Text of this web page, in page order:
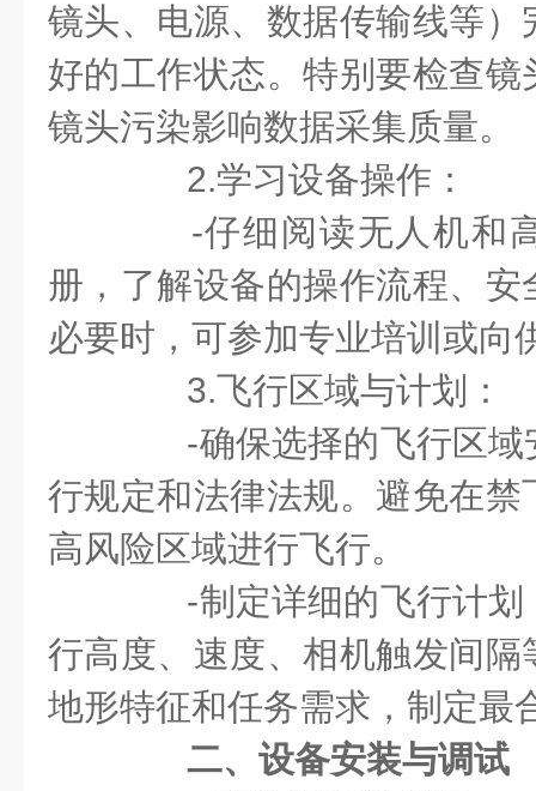
镜头、电源、数据传输线等
好的工作状态。特别要检查
镜头污染影响数据采集质量。
2.学习设备操作：
-仔细阅读无人机和高
册，了解设备的操作流程、
必要时，可参加专业培训或向
3.飞行区域与计划：
-确保选择的飞行区域
行规定和法律法规。避免在
高风险区域进行飞行。
-制定详细的飞行计划
行高度、速度、相机触发间
地形特征和任务需求，制定最
二、设备安装与调试